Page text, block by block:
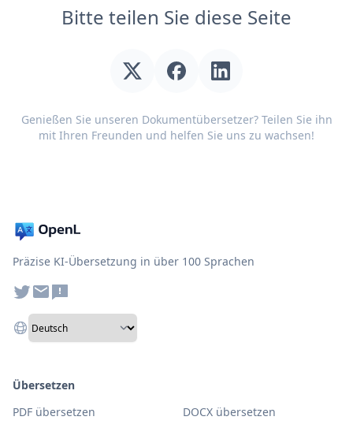
Bitte teilen Sie diese Seite
Genießen Sie unseren Dokumentübersetzer? Teilen Sie ihn
mit Ihren Freunden und helfen Sie uns zu wachsen!
Präzise KI-Übersetzung in über 100 Sprachen
Übersetzen
PDF übersetzen
DOCX übersetzen